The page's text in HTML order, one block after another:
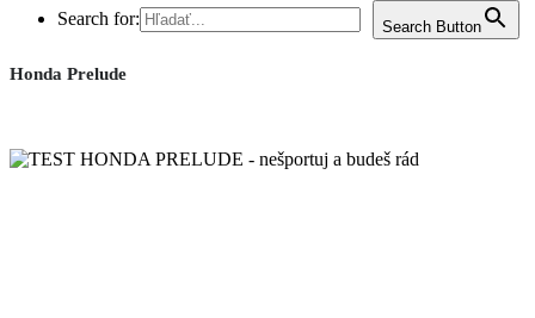
Search for:
Search Button
Honda Prelude